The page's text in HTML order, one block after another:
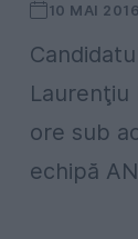
10 MAI 2016
ore sub
echipă